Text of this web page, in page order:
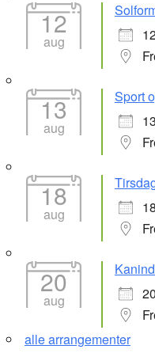
12
aug
13
aug
Sport
18
aug
20
aug
alle arrangementer